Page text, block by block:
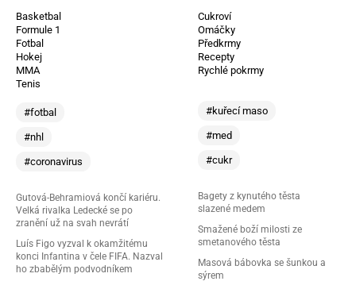
Basketbal
Formule 1
Fotbal
Hokej
MMA
Tenis
#fotbal
#nhl
#coronavirus
Gutová-Behramiová končí kariéru.
Velká rivalka Ledecké se po
zranění už na svah nevrátí
Luís Figo vyzval k okamžitému
konci Infantina v čele FIFA. Nazval
ho zbabělým podvodníkem
Cukroví
Omáčky
Předkrmy
Recepty
Rychlé pokrmy
#kuřecí maso
#med
#cukr
Bagety z kynutého těsta
slazené medem
Smažené boží milosti ze
smetanového těsta
Masová bábovka se šunkou a
sýrem